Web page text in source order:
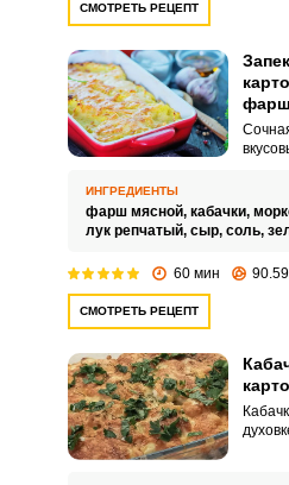
СМОТРЕТЬ РЕЦЕПТ
очень
ИНГРЕДИЕНТЫ
фарш мясной, кабачки,
лук репчатый, сыр, соль,
60 мин
СМОТРЕТЬ РЕЦЕПТ